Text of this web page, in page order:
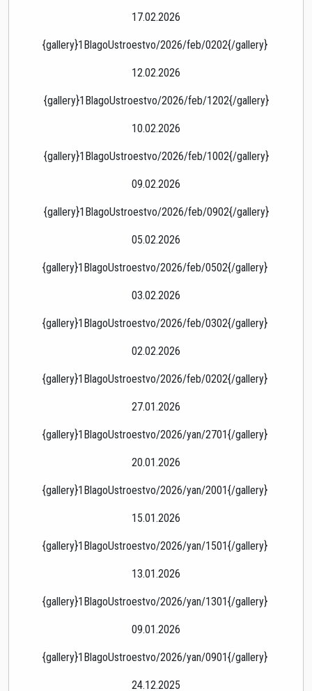
17.02.2026
{gallery}1BlagoUstroestvo/2026/feb/0202{/gallery}
12.02.2026
{gallery}1BlagoUstroestvo/2026/feb/1202{/gallery}
10.02.2026
{gallery}1BlagoUstroestvo/2026/feb/1002{/gallery}
09.02.2026
{gallery}1BlagoUstroestvo/2026/feb/0902{/gallery}
05.02.2026
{gallery}1BlagoUstroestvo/2026/feb/0502{/gallery}
03.02.2026
{gallery}1BlagoUstroestvo/2026/feb/0302{/gallery}
02.02.2026
{gallery}1BlagoUstroestvo/2026/feb/0202{/gallery}
27.01.2026
{gallery}1BlagoUstroestvo/2026/yan/2701{/gallery}
20.01.2026
{gallery}1BlagoUstroestvo/2026/yan/2001{/gallery}
15.01.2026
{gallery}1BlagoUstroestvo/2026/yan/1501{/gallery}
13.01.2026
{gallery}1BlagoUstroestvo/2026/yan/1301{/gallery}
09.01.2026
{gallery}1BlagoUstroestvo/2026/yan/0901{/gallery}
24.12.2025